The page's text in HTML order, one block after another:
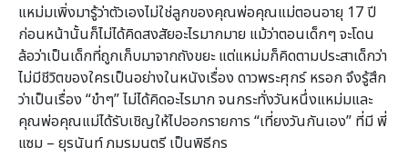
แหม่มเพิ่งมารู้ว่าตัวเองไม่ใช่ลูกของคุณพ่อคุณแม่ตอนอายุ 17 ปี
ก่อนหน้านั้นก็ไม่ได้คิดสงสัยอะไรมากมาย แม้ว่าตอนเด็กๆ จะโดน
ล้อว่าเป็นเด็กที่ถูกเก็บมาจากถังขยะ แต่แหม่มก็คิดตามประสาเด็กว่า
ไม่มีชีวิตของใครเป็นอย่างในหนังเรื่อง ดาวพระศุกร์ หรอก จึงรู้สึก
ว่าเป็นเรื่อง “ขำๆ” ไม่ได้คิดอะไรมาก จนกระทั่งวันหนึ่งแหม่มและ
คุณพ่อคุณแม่ได้รับเชิญให้ไปออกรายการ “เที่ยงวันกันเอง” ที่มี พี่
แซม – ยุรนันท์ ภมรมนตรี เป็นพิธีกร